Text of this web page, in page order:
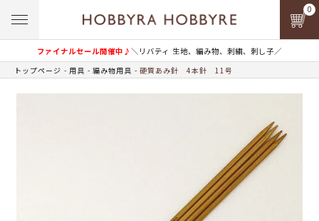
ファイナルセール開催中♪＼リバティ 生地、編み物、刺繍、刺し子／
0
トップページ 用具 編み物用具 硬質あみ針 4本針 11号